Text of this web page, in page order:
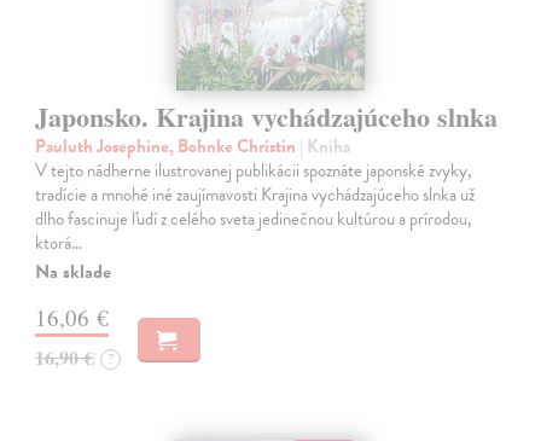
Japonsko. Krajina vychádzajúceho slnka
Pauluth Josephine, Bohnke Christin | Kniha
V tejto nádherne ilustrovanej publikácii spoznáte japonské zvyky,
tradície a mnohé iné zaujímavosti Krajina vychádzajúceho slnka už
dlho fascinuje ľudí z celého sveta jedinečnou kultúrou a prírodou,
ktorá…
Na sklade
16,06 €
16,90 € ?